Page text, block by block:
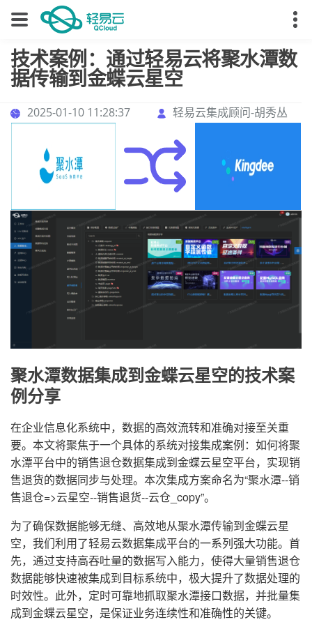
技术案例：通过轻易云将聚水潭数
据传输到金蝶云星空
2025-01-10 11:28:37 轻易云集成顾问-胡秀丛
聚水潭数据集成到金蝶云星空的技术案
例分享
在企业信息化系统中，数据的高效流转和准确对接至关重
要。本文将聚焦于一个具体的系统对接集成案例：如何将聚
水潭平台中的销售退仓数据集成到金蝶云星空平台，实现销
售退货的数据同步与处理。本次集成方案命名为“聚水潭--销
售退仓=>云星空--销售退货--云仓_copy”。
为了确保数据能够无缝、高效地从聚水潭传输到金蝶云星
空，我们利用了轻易云数据集成平台的一系列强大功能。首
先，通过支持高吞吐量的数据写入能力，使得大量销售退仓
数据能够快速被集成到目标系统中，极大提升了数据处理的
时效性。此外，定时可靠地抓取聚水潭接口数据，并批量集
成到金蝶云星空，是保证业务连续性和准确性的关键。